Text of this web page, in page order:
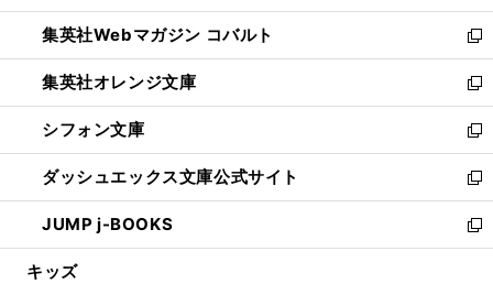
開
く
ウ
で
開
く
ン
ド
ウ
で
開
く
ウ
ィ
ン
ド
ウ
で
開
く
集英社Webマガジン コバルト
新
し
い
ウ
ィ
ン
ド
ウ
で
開
集英社オレンジ文庫
新
し
い
ウ
ィ
ン
ド
ウ
シフォン文庫
新
し
い
ウ
ィ
ン
ダッシュエックス文庫公式サイト
新
し
い
ウ
JUMP j-BOOKS
新
し
キッズ